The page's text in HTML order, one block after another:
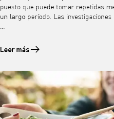
puesto que puede tomar repetidas
un largo período. Las
…
Leer más
Leer más sobre Comprar un